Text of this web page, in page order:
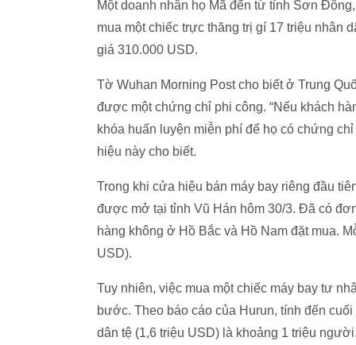
Một doanh nhân họ Mã đến từ tỉnh Sơn
mua một chiếc trực thăng trị gí 17 triệu nhân
giá 310.000 USD.
Tờ Wuhan Morning Post cho biết ở Trung
được một chứng chỉ phi công. “Nếu khách
khóa huấn luyện miễn phí để họ có chứng
hiệu này cho biết.
Trong khi cửa hiệu bán máy bay riêng đầu
được mở tại tỉnh Vũ Hán hôm 30/3. Đã có đ
hàng không ở Hồ Bắc và Hồ Nam đặt mua.
USD).
Tuy nhiên, việc mua một chiếc máy bay tư
bước. Theo báo cáo của Hurun, tính đến
dân tệ (1,6 triệu USD) là khoảng 1 triệu